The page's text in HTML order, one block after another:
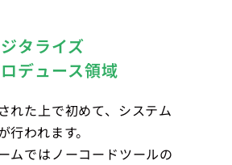
タライズ
デュース領域
れた上で初めて、システム
行われます。
ムではノーコードツールの